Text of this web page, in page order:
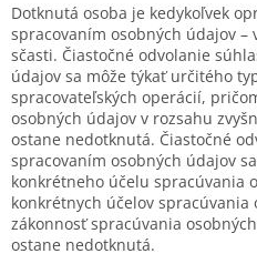
Dotknutá osoba je kedykoľvek
spracovaním osobných údajov –
sčasti. Čiastočné odvolanie
údajov sa môže týkať určitého
spracovateľských operácií,
osobných údajov v rozsahu
ostane nedotknutá. Čiastočné
spracovaním osobných údajov
konkrétneho účelu spracúvania
konkrétnych účelov
zákonnosť spracúvania
ostane nedotknutá.